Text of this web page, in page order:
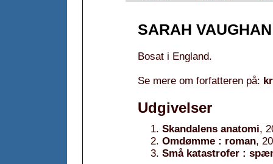
SARAH VAUGHAN
Bosat i England.
Se mere om forfatteren på:
Udgivelser
Skandalens anatomi,
Omdømme : roman,
Små katastrofer :